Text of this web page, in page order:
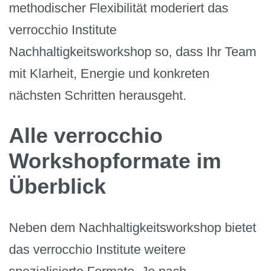
methodischer Flexibilität moderiert das
verrocchio Institute
Nachhaltigkeitsworkshop so, dass Ihr Team
mit Klarheit, Energie und konkreten
nächsten Schritten herausgeht.
Alle verrocchio
Workshopformate im
Überblick
Neben dem Nachhaltigkeitsworkshop bietet
das verrocchio Institute weitere